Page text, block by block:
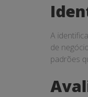
A
de
padrões